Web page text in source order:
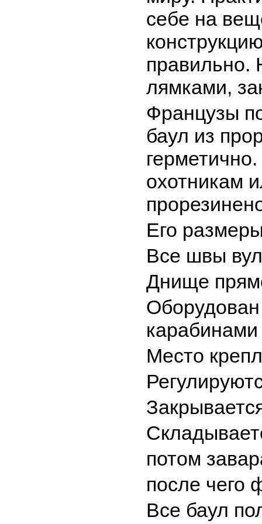
себе на
правильно.
лямками,
Французы
баул из
охотникам
Его
Все швы
Днище
Место
потом
после чего
Все баул